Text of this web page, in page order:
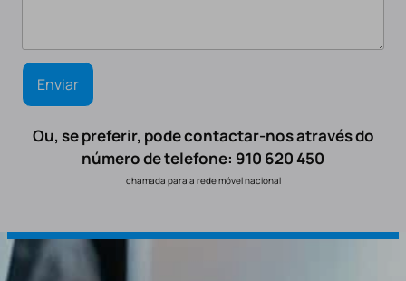
Ou, se preferir, pode contactar-nos através do
número de telefone: 910 620 450
chamada para a rede móvel nacional